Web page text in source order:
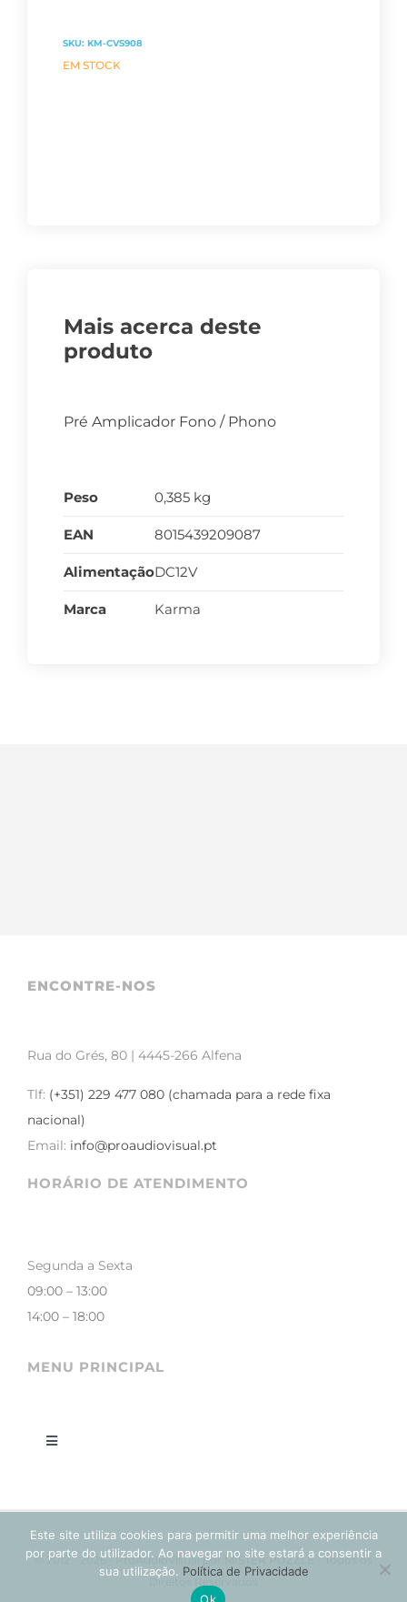
SKU: KM-CVS908
EM STOCK
Mais acerca deste
produto
Pré Amplicador Fono / Phono
Peso 0,385 kg
EAN 8015439209087
AlimentaçãoDC12V
Marca Karma
ENCONTRE-NOS
Rua do Grés, 80 | 4445-266 Alfena
Tlf: (+351) 229 477 080 (chamada para a rede fixa
nacional)
Email: info@proaudiovisual.pt
HORÁRIO DE ATENDIMENTO
Segunda a Sexta
09:00 – 13:00
14:00 – 18:00
MENU PRINCIPAL
Toggle
CONTACTOS
© 2012 - 2026 • ProAudioVisual por MISTER PUZZLE - Todos os
Direitos Reservados
Este site utiliza cookies para permitir uma melhor experiência
por parte do utilizador. Ao navegar no site estará a consentir a
sua utilização. Política de Privacidade
Ok